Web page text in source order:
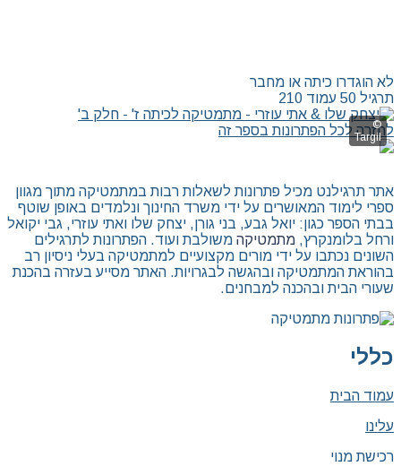
לא הוגדרו כיתה או מחבר
תרגיל 50 עמוד 210
לחזרה לכל הפתרונות בספר זה
אתר תרגילנט מכיל פתרונות לשאלות רבות במתמטיקה מתוך מגוון
ספרי לימוד המאושרים על ידי משרד החינוך ונלמדים באופן שוטף
בבתי הספר כגון: יואל גבע, בני גורן, יצחק שלו ואתי עוזרי, גבי יקואל
ורחל בלומנקרץ, מתמטיקה משולבת ועוד. הפתרונות לתרגילים
השונים נכתבו על ידי מורים מקצועיים למתמטיקה בעלי ניסיון רב
בהוראת המתמטיקה ובהגשה לבגרויות. האתר מסייע בעזרה בהכנת
שעורי הבית ובהכנה למבחנים.
כללי
עמוד הבית
עלינו
רכישת מנוי